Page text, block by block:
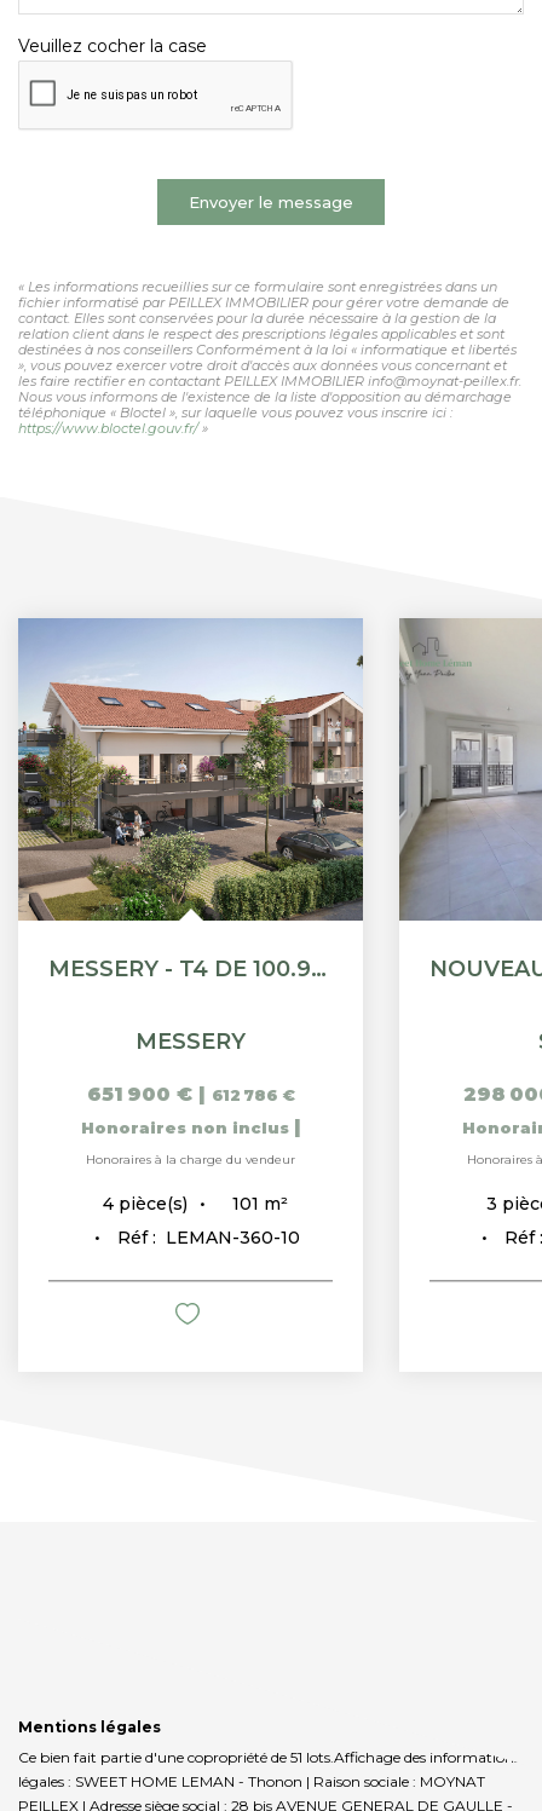
Veuillez cocher la case
Envoyer le message
« Les informations recueillies sur ce formulaire sont enregistrées dans un
fichier informatisé par PEILLEX IMMOBILIER pour gérer votre demande de
contact. Elles sont conservées pour la durée nécessaire à la gestion de la
relation client dans le respect des prescriptions légales applicables et sont
destinées à nos conseillers Conformément à la loi « informatique et libertés
», vous pouvez exercer votre droit d'accès aux données vous concernant et
les faire rectifier en contactant PEILLEX IMMOBILIER info@moynat-peillex.fr.
Nous vous informons de l'existence de la liste d'opposition au démarchage
téléphonique « Bloctel », sur laquelle vous pouvez vous inscrire ici :
https://www.bloctel.gouv.fr/»
MESSERY - T4 DE 100.9M² - VUE LAC
MESSERY
651 900 € | 612 786 €
Honoraires non inclus |
Honoraires à la charge du vendeur
4 pièce(s) 101 m²
Réf : LEMAN-360-10
298
Honoraires
3
Réf
Mentions légales
Ce bien fait partie d'une copropriété de 51 lots.Affichage des informations
légales : SWEET HOME LEMAN - Thonon | Raison sociale : MOYNAT
PEILLEX | Adresse siège social : 28 bis AVENUE GENERAL DE GAULLE -